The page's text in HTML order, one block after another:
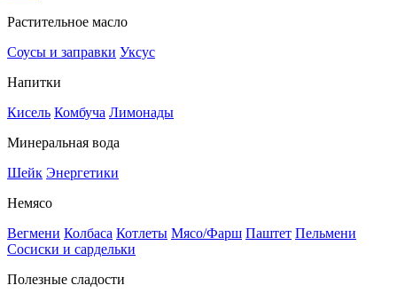
Растительное масло
Соусы и заправки Уксус
Напитки
Кисель Комбуча Лимонады
Минеральная вода
Шейк Энергетики
Немясо
Вегмени Колбаса Котлеты Мясо/Фарш Паштет Пельмени
Сосиски и сардельки
Полезные сладости